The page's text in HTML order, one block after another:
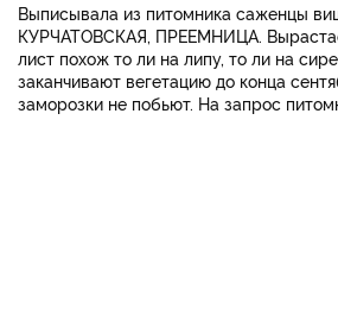
Выписывала из питомника саженцы
КУРЧАТОВСКАЯ, ПРЕЕМНИЦА.
лист похож то ли на липу, то ли на
заканчивают вегетацию до конца
заморозки не побьют. На запрос